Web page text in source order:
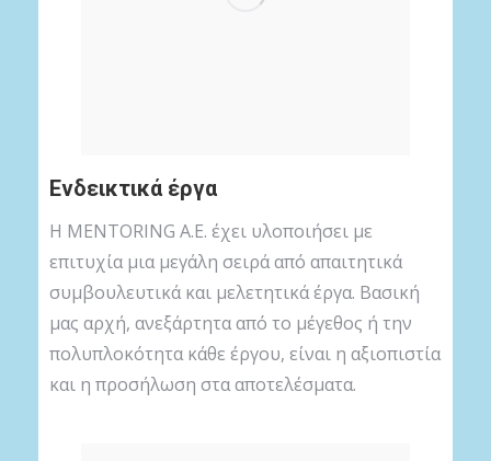
Ενδεικτικά έργα
Η MENTORING A.E. έχει υλοποιήσει με
επιτυχία μια μεγάλη σειρά από απαιτητικά
συμβουλευτικά και μελετητικά έργα. Βασική
μας αρχή, ανεξάρτητα από το μέγεθος ή την
πολυπλοκότητα κάθε έργου, είναι η αξιοπιστία
και η προσήλωση στα αποτελέσματα.